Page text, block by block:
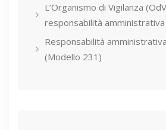
L’Organismo di Vigilanza
responsabilità
Responsabilità
(Modello 231)